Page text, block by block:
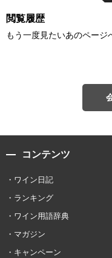
閲覧履歴
もう一度見たいあのページ
コンテンツ
ワイン日記
ランキング
ワイン用語辞典
マガジン
キャンペーン